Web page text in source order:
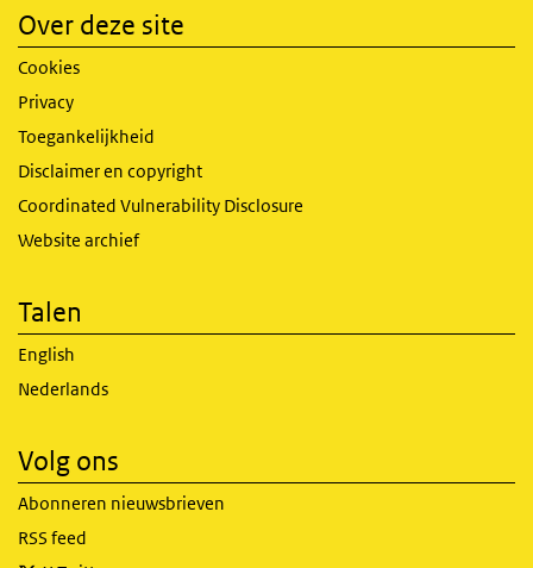
Over deze site
Cookies
Privacy
Toegankelijkheid
Disclaimer en copyright
Coordinated Vulnerability Disclosure
Website archief
Talen
English
Nederlands
Volg ons
Abonneren nieuwsbrieven
RSS feed